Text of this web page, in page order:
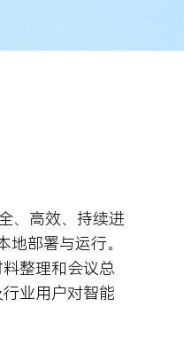
、高效、持续进
部署与运行。
整理和会议总
业用户对智能